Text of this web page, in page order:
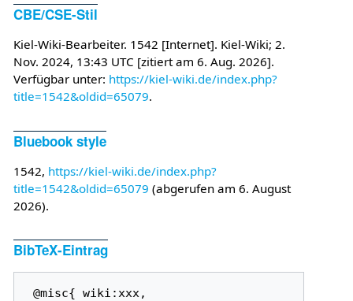
CBE/CSE-Stil
Kiel-Wiki-Bearbeiter. 1542 [Internet]. Kiel-Wiki; 2.
Nov. 2024, 13:43 UTC [zitiert am 6. Aug. 2026].
Verfügbar unter: https://kiel-wiki.de/index.php?
title=1542&oldid=65079.
Bluebook style
1542, https://kiel-wiki.de/index.php?
title=1542&oldid=65079 (abgerufen am 6. August
2026).
BibTeX-Eintrag
@misc{ wiki:xxx,